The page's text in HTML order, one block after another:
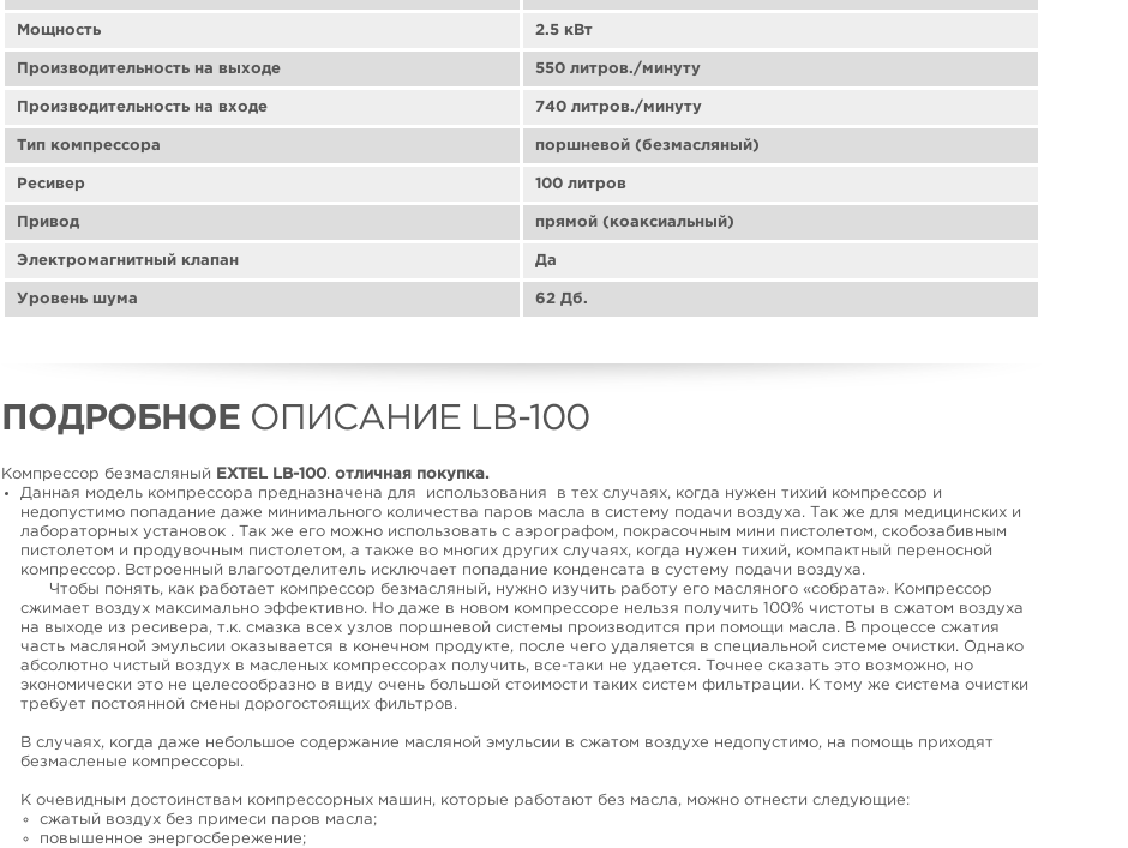
Мощность 2.5 кВт
Производительность на выходе 550 литров./минуту
Производительность на входе 740 литров./минуту
Тип компрессора поршневой (безмасляный)
Ресивер 100 литров
Привод прямой (коаксиальный)
Электромагнитный клапан Да
Уровень шума 62 Дб.
ПОДРОБНОЕ ОПИСАНИЕ LB-100
Компрессор безмасляный EXTEL LB-100. отличная покупка.
Данная модель компрессора предназначена для использования в тех случаях, когда нужен тихий компрессор и
недопустимо попадание даже минимального количества паров масла в систему подачи воздуха. Так же для медицинских и
лабораторных установок . Так же его можно использовать с аэрографом, покрасочным мини пистолетом, скобозабивным
пистолетом и продувочным пистолетом, а также во многих других случаях, когда нужен тихий, компактный переносной
компрессор. Встроенный влагоотделитель исключает попадание конденсата в сустему подачи воздуха.
Чтобы понять, как работает компрессор безмасляный, нужно изучить работу его масляного «собрата». Компрессор
сжимает воздух максимально эффективно. Но даже в новом компрессоре нельзя получить 100% чистоты в сжатом воздуха
на выходе из ресивера, т.к. смазка всех узлов поршневой системы производится при помощи масла. В процессе сжатия
часть масляной эмульсии оказывается в конечном продукте, после чего удаляется в специальной системе очистки. Однако
абсолютно чистый воздух в масленых компрессорах получить, все-таки не удается. Точнее сказать это возможно, но
экономически это не целесообразно в виду очень большой стоимости таких систем фильтрации. К тому же система очистки
требует постоянной смены дорогостоящих фильтров.
В случаях, когда даже небольшое содержание масляной эмульсии в сжатом воздухе недопустимо, на помощь приходят
безмасленые компрессоры.
К очевидным достоинствам компрессорных машин, которые работают без масла, можно отнести следующие:
сжатый воздух без примеси паров масла;
повышенное энергосбережение;